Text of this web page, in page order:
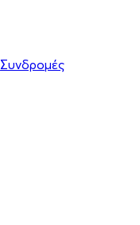
Συνδρομές